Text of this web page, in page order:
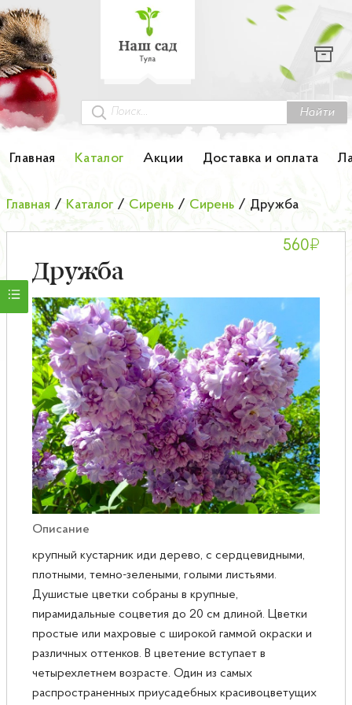
Найти
Главная Каталог Акции Доставка и оплата
Каталог
Гортензии
Грунты
Лук-севок
Малина
Мини-деревья
НОВИНКА Английские и Японские розы
Саженцы плодовые
Сирень
Главная / Каталог / Сирень / Сирень / Дружба
Дружба
560₽
Описание
крупный кустарник иди дерево, с сердцевидными,
плотными, темно-зелеными, голыми листьями.
Душистые цветки собраны в крупные,
пирамидальные соцветия до 20 см длиной. Цветки
простые или махровые с широкой гаммой окраски и
различных оттенков. В цветение вступает в
четырехлетнем возрасте. Один из самых
распространенных приусадебных красивоцветущих